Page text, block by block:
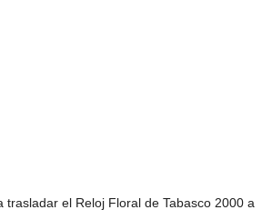
el Reloj Floral de Tabasco 2000 a